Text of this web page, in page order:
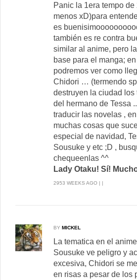
Panic la 1era tempo
menos xD)para
es
también es re contra
similar al anime, pero
base para el manga;
podremos ver como
Chidori … (termendo
destruyen la ciudad los
del hermano de Tessa
traducir las novelas ,
muchas cosas que
especial de navidad,
Sousuke y etc ;D ,
chequeenlas ^^
Lady Otaku! Sí!
2953 WEEKS AGO | |
BY MICKEL
La tematica en el
Sousuke ve peligro y
excesiva, Chidori se
en risas a pesar de los